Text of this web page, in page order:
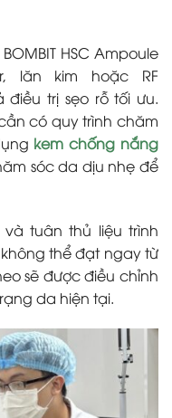
BOMBIT HSC Ampoule
lăn kim hoặc RF
trị sẹo rỗ tối ưu.
có quy trình chăm
kem chống nắng
sóc da dịu nhẹ để
tuân thủ liệu trình
thể đạt ngay từ
sẽ được điều chỉnh
da hiện tại.